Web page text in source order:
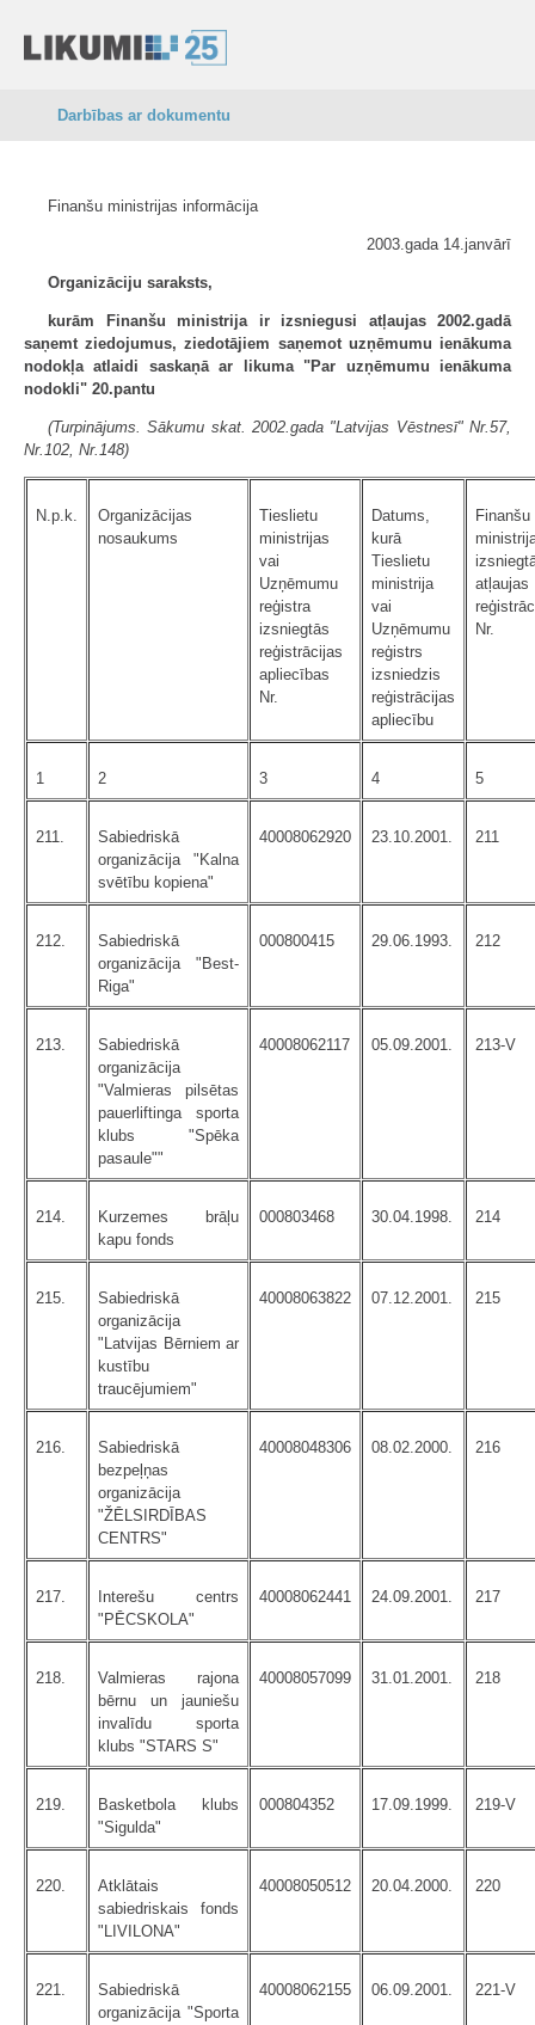
Darbības ar dokumentu
Finanšu ministrijas informācija
2003.gada 14.janvārī
Organizāciju saraksts,
kurām Finanšu ministrija ir izsniegusi atļaujas 2002.gadā
saņemt ziedojumus, ziedotājiem saņemot uzņēmumu ienākuma
nodokļa atlaidi saskaņā ar likuma "Par uzņēmumu ienākuma
nodokli" 20.pantu
(Turpinājums. Sākumu skat. 2002.gada "Latvijas Vēstnesī" Nr.57,
Nr.102, Nr.148)
N.p.k.
Organizācijas
nosaukums
Tieslietu
ministrijas
vai
Uzņēmumu
reģistra
izsniegtās
reģistrācijas
apliecības
Nr.
Datums,
kurā
Tieslietu
ministrija
vai
Uzņēmumu
reģistrs
izsniedzis
reģistrācijas
apliecību
Finanšu
atļaujas
Nr.
1 2 3 4 5
211.
Sabiedriskā
organizācija "Kalna
svētību kopiena"
40008062920 23.10.2001. 211
212.
Sabiedriskā
organizācija "Best-
Riga"
000800415 29.06.1993. 212
213.
Sabiedriskā
organizācija
"Valmieras pilsētas
pauerliftinga sporta
klubs "Spēka
pasaule""
40008062117 05.09.2001. 213-V
214.
Kurzemes brāļu
kapu fonds
000803468 30.04.1998. 214
215.
Sabiedriskā
organizācija
"Latvijas Bērniem ar
kustību
traucējumiem"
40008063822 07.12.2001. 215
216.
Sabiedriskā
bezpeļņas
organizācija
"ŽĒLSIRDĪBAS
CENTRS"
40008048306 08.02.2000. 216
217.
Interešu centrs
"PĒCSKOLA"
40008062441 24.09.2001. 217
218.
Valmieras rajona
bērnu un jauniešu
invalīdu sporta
klubs "STARS S"
40008057099 31.01.2001. 218
219.
Basketbola klubs
"Sigulda"
000804352 17.09.1999. 219-V
220.
Atklātais
sabiedriskais fonds
"LIVILONA"
40008050512 20.04.2000. 220
221.
Sabiedriskā
organizācija "Sporta
40008062155 06.09.2001. 221-V